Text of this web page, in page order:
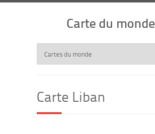
Carte du monde
Carte Liban